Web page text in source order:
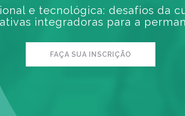
e tecnológica: desafios da
integradoras para a
FAÇA SUA INSCRIÇÃO